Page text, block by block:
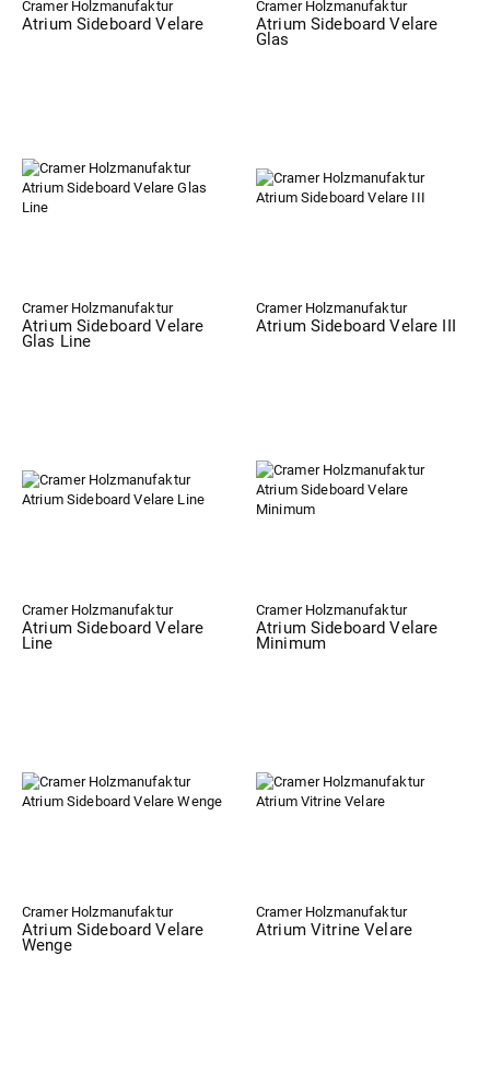
Cramer Holzmanufaktur
Atrium Sideboard Velare
Cramer Holzmanufaktur
Atrium Sideboard Velare
Glas
Cramer Holzmanufaktur
Atrium Sideboard Velare
Glas Line
Cramer Holzmanufaktur
Atrium Sideboard Velare III
Cramer Holzmanufaktur
Atrium Sideboard Velare
Line
Cramer Holzmanufaktur
Atrium Sideboard Velare
Minimum
Cramer Holzmanufaktur
Atrium Sideboard Velare
Wenge
Cramer Holzmanufaktur
Atrium Vitrine Velare